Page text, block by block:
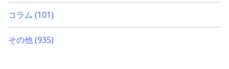
コラム (101)
その他(935)